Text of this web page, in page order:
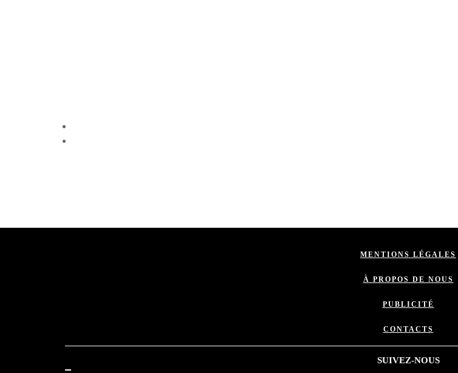
MENTIONS LÉGALES
À PROPOS DE NOUS
PUBLICITÉ
CONTACTS
SUIVEZ-NOUS